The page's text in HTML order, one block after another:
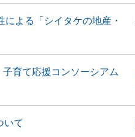
による「シイタケの地産・
育て応援コンソーシアム
いて